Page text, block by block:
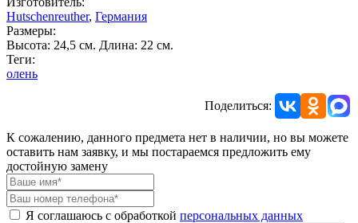
Hutschenreuther, Германия
Размеры:
Высота: 24,5 см. Длина: 22 см.
Теги:
олень
Поделиться:
К сожалению, данного предмета нет в наличии, но вы можете
оставить нам заявку, и мы постараемся предложить ему
достойную замену
Я соглашаюсь с обработкой персональных данных